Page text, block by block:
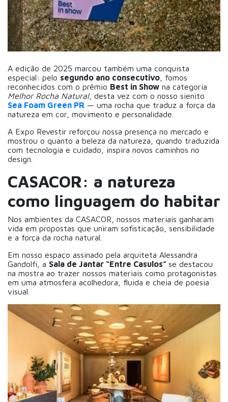
A edição de 2025 marcou também uma conquista
especial: pelo segundo ano consecutivo , fomos
reconhecidos com o prêmio Best in Show na categoria
Melhor Rocha Natural, desta vez com o nosso sienito
Sea Foam Green PR — uma rocha que traduz a força da
natureza em cor, movimento e personalidade.
A Expo Revestir reforçou nossa presença no mercado e
mostrou o quanto a beleza da natureza, quando traduzida
com tecnologia e cuidado, inspira novos caminhos no
design.
CASACOR: a natureza
como linguagem do habitar
Nos ambientes da CASACOR, nossos materiais ganharam
vida em propostas que uniram sofisticação, sensibilidade
e a força da rocha natural.
Em nosso espaço assinado pela arquiteta Alessandra
Gandolfi, a Sala de Jantar “Entre Casulos” se destacou
na mostra ao trazer nossos materiais como protagonistas
em uma atmosfera acolhedora, fluida e cheia de poesia
visual.